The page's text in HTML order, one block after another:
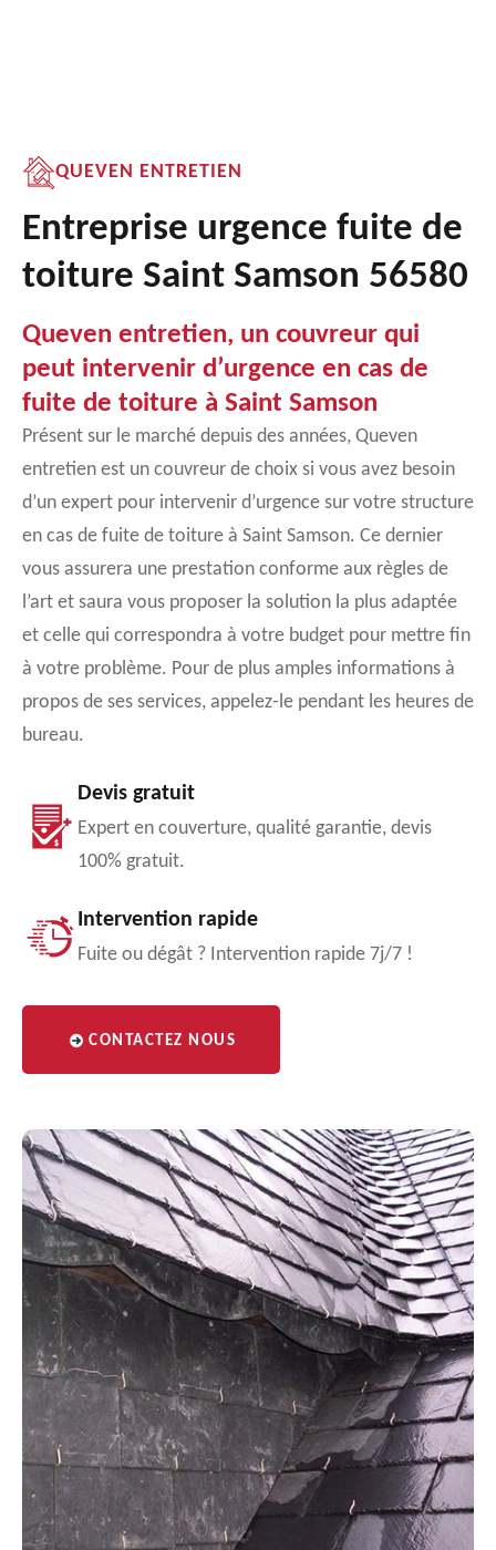
QUEVEN ENTRETIEN
Entreprise urgence fuite de
toiture Saint Samson 56580
Queven entretien, un couvreur qui
peut intervenir d’urgence en cas de
fuite de toiture à Saint Samson
Présent sur le marché depuis des années, Queven
entretien est un couvreur de choix si vous avez besoin
d’un expert pour intervenir d’urgence sur votre structure
en cas de fuite de toiture à Saint Samson. Ce dernier
vous assurera une prestation conforme aux règles de
l’art et saura vous proposer la solution la plus adaptée
et celle qui correspondra à votre budget pour mettre fin
à votre problème. Pour de plus amples informations à
propos de ses services, appelez-le pendant les heures de
bureau.
Devis gratuit
Expert en couverture, qualité garantie, devis
100% gratuit.
Intervention rapide
Fuite ou dégât ? Intervention rapide 7j/7 !
CONTACTEZ NOUS